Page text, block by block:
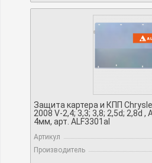
Защита картера и КПП
2008 V-2,4; 3,3; 3,8; 2,5d; 2,8d
4мм, арт. ALF3301al
Артикул
Производитель